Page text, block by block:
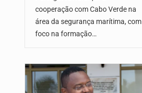
cooperação com Cabo Verde na
área da segurança marítima, com
foco na formação…